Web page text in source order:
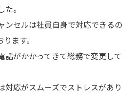
。
ンセルは社員自身で対応できるの
ます。
話がかかってきて総務で変更して
対応がスムーズでストレスがあり